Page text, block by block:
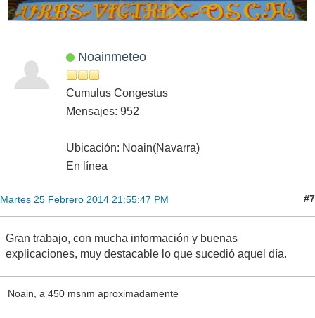
Noainmeteo
Cumulus Congestus
Mensajes: 952
Ubicación: Noain(Navarra)
En línea
Martes 25 Febrero 2014 21:55:47 PM #7
Gran trabajo, con mucha información y buenas
explicaciones, muy destacable lo que sucedió aquel día.
Noain, a 450 msnm aproximadamente